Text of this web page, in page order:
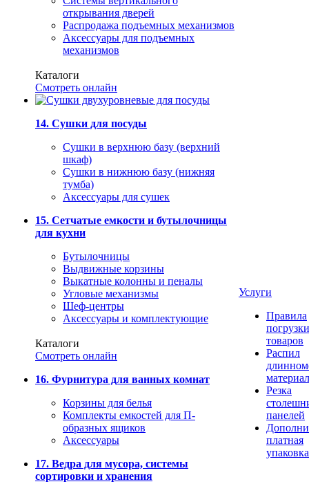
открывания дверей
Распродажа подъемных механизмов
Аксессуары для подъемных
механизмов
Каталоги
Смотреть онлайн
14. Сушки для посуды
Сушки в верхнюю базу (верхний
шкаф)
Сушки в нижнюю базу (нижняя
тумба)
Аксессуары для сушек
15. Сетчатые емкости и бутылочницы
для кухни
Бутылочницы
Выдвижные корзины
Выкатные колонны и пеналы
Угловые механизмы
Шеф-центры
Аксессуары и комплектующие
Каталоги
Смотреть онлайн
16. Фурнитура для ванных комнат
Корзины для белья
Комплекты емкостей для П-
образных ящиков
Аксессуары
17. Ведра для мусора, системы
сортировки и хранения
Услуги
Правила
погрузки
товаров
Распил
Резка
панелей
платная
упаковка